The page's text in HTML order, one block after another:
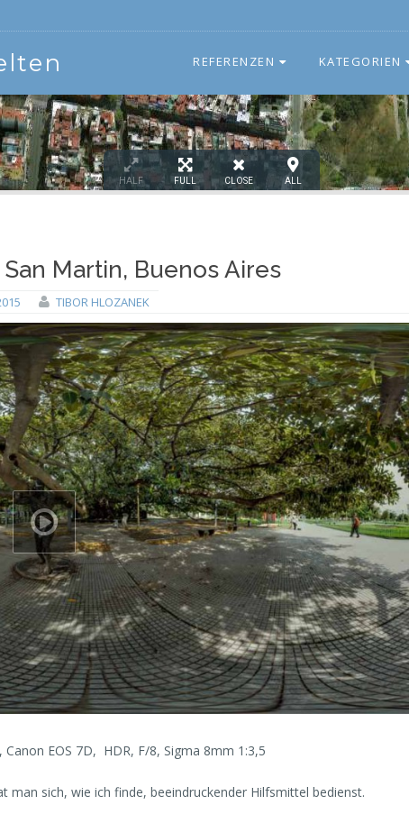
REFERENZEN KATEGORIEN
HALF FULL CLOSE ALL
Martin, Buenos Aires
TIBOR HLOZANEK
EOS 7D, HDR, F/8, Sigma 8mm 1:3,5
man sich, wie ich finde, beeindruckender Hilfsmittel bedienst.